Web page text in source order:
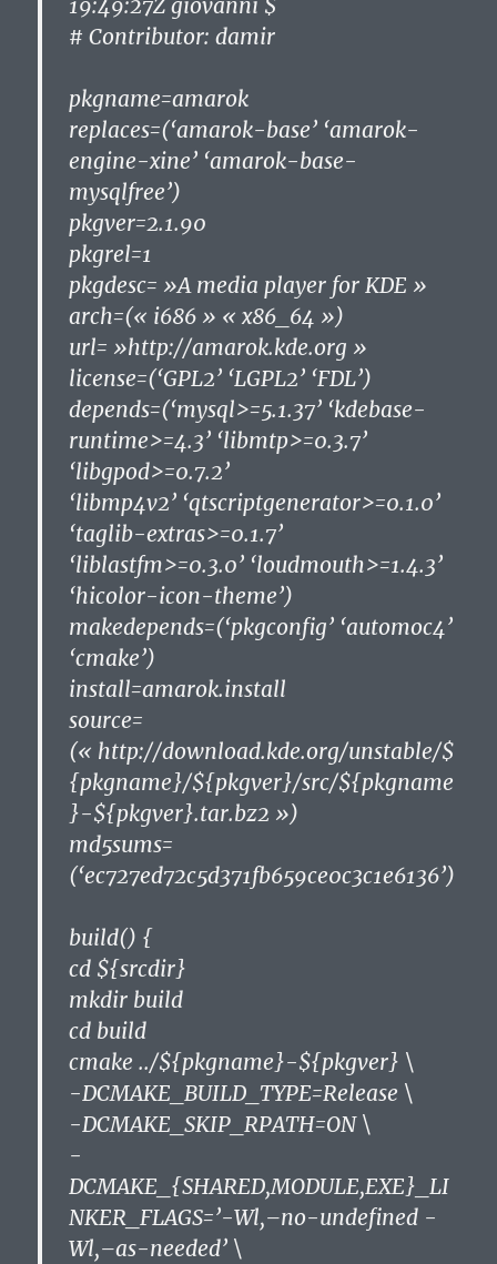
19:49:27Z giovanni $
# Contributor: damir
pkgname=amarok
replaces=(‘amarok-base’ ‘amarok-
engine-xine’ ‘amarok-base-
mysqlfree’)
pkgver=2.1.90
pkgrel=1
pkgdesc= »A media player for KDE »
arch=(« i686 » « x86_64 »)
url= »http://amarok.kde.org »
license=(‘GPL2’ ‘LGPL2’ ‘FDL’)
depends=(‘mysql>=5.1.37’ ‘kdebase-
runtime>=4.3’ ‘libmtp>=0.3.7’
‘libgpod>=0.7.2’
‘libmp4v2’ ‘qtscriptgenerator>=0.1.0’
‘taglib-extras>=0.1.7’
‘liblastfm>=0.3.0’ ‘loudmouth>=1.4.3’
‘hicolor-icon-theme’)
makedepends=(‘pkgconfig’ ‘automoc4’
‘cmake’)
install=amarok.install
source=
(« http://download.kde.org/unstable/$
{pkgname}/${pkgver}/src/${pkgname
}-${pkgver}.tar.bz2 »)
md5sums=
(‘ec727ed72c5d371fb659ce0c3c1e6136’)
build() {
cd ${srcdir}
mkdir build
cd build
cmake ../${pkgname}-${pkgver} \
-DCMAKE_BUILD_TYPE=Release \
-DCMAKE_SKIP_RPATH=ON \
-
DCMAKE_{SHARED,MODULE,EXE}_LI
NKER_FLAGS=’-Wl,–no-undefined -
Wl,–as-needed’ \